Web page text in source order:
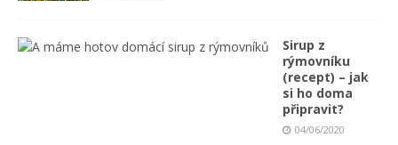
Sirup z
rýmovníku
(recept) – jak
si ho doma
připravit?
04/06/2020